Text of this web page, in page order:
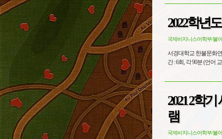
2022학년
국제비지니스어학부/불어
서경대학교 한불문화연구소 엑스마르세유대학교
2021 2학
램
국제비지니스어학부/불어